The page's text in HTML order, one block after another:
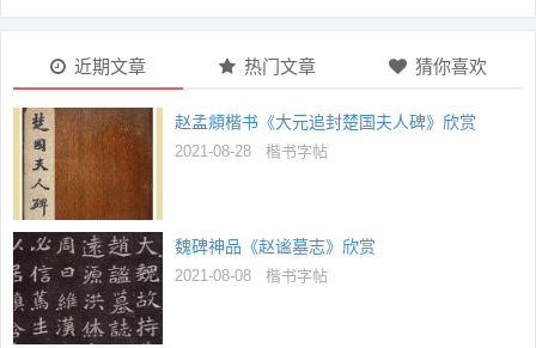
近期文章 热门文章 猜你喜欢
赵孟頫楷书《大元追封楚国夫人碑》欣赏
2021-08-28 楷书字帖
魏碑神品《赵谧墓志》欣赏
2021-08-08 楷书字帖